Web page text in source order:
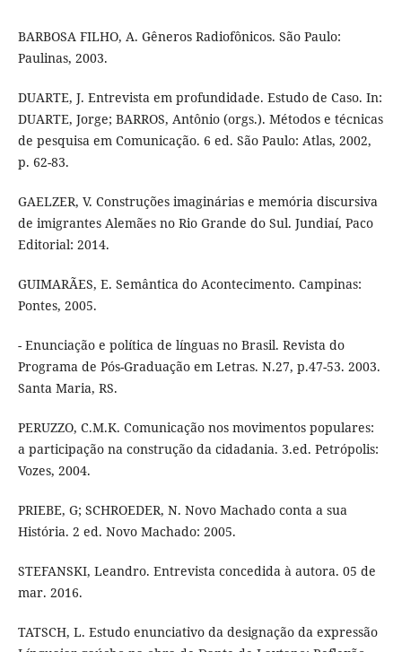
BARBOSA FILHO, A. Gêneros Radiofônicos. São Paulo:
Paulinas, 2003.
DUARTE, J. Entrevista em profundidade. Estudo de Caso. In:
DUARTE, Jorge; BARROS, Antônio (orgs.). Métodos e técnicas
de pesquisa em Comunicação. 6 ed. São Paulo: Atlas, 2002,
p. 62-83.
GAELZER, V. Construções imaginárias e memória discursiva
de imigrantes Alemães no Rio Grande do Sul. Jundiaí, Paco
Editorial: 2014.
GUIMARÃES, E. Semântica do Acontecimento. Campinas:
Pontes, 2005.
- Enunciação e política de línguas no Brasil. Revista do
Programa de Pós-Graduação em Letras. N.27, p.47-53. 2003.
Santa Maria, RS.
PERUZZO, C.M.K. Comunicação nos movimentos populares:
a participação na construção da cidadania. 3.ed. Petrópolis:
Vozes, 2004.
PRIEBE, G; SCHROEDER, N. Novo Machado conta a sua
História. 2 ed. Novo Machado: 2005.
STEFANSKI, Leandro. Entrevista concedida à autora. 05 de
mar. 2016.
TATSCH, L. Estudo enunciativo da designação da expressão